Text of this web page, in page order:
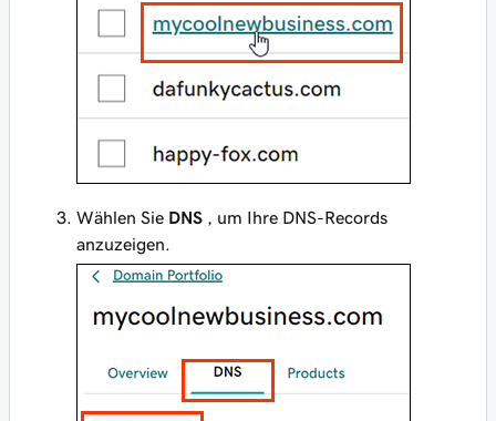
Wählen Sie DNS , um Ihre DNS-Records
anzuzeigen.